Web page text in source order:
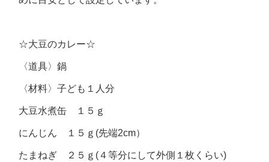
☆大豆のカレー☆
〈道具〉鍋
〈材料〉子ども１人分
大豆水煮缶 １５ｇ
にんじん １５ｇ(先端2cm）
たまねぎ ２５ｇ(４等分にして外側１枚くらい)